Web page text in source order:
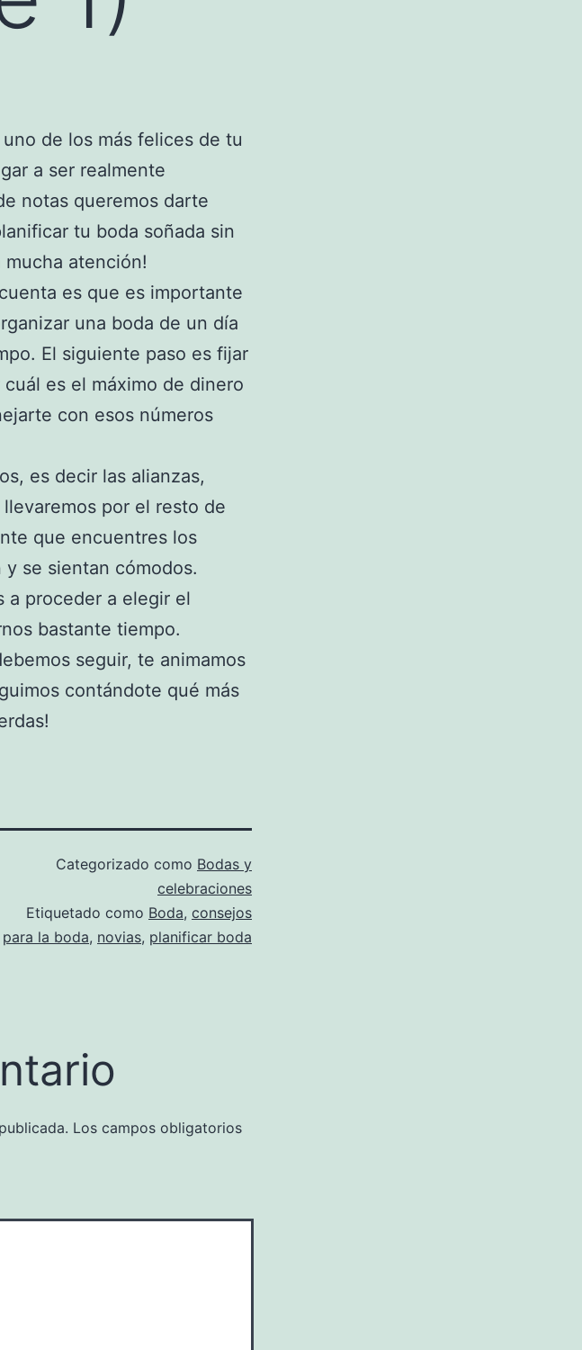
de los más felices de tu
a ser realmente
notas queremos darte
tu boda soñada sin
atención!
es que es importante
una boda de un día
El siguiente paso es fijar
es el máximo de dinero
con esos números
es decir las alianzas,
por el resto de
que encuentres los
se sientan cómodos.
a proceder a elegir el
bastante tiempo.
seguir, te animamos
contándote qué más
Categorizado como Bodas y
celebraciones
Etiquetado como Boda, consejos
para la boda, novias, planificar boda
Los campos obligatorios